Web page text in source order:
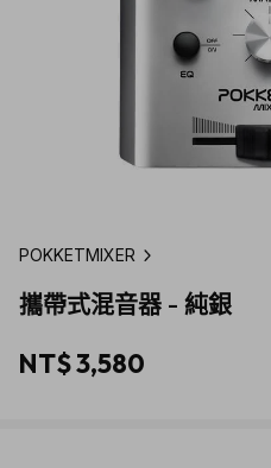
POKKETMIXER
攜帶式混音器 - 純銀
NT$ 3,580